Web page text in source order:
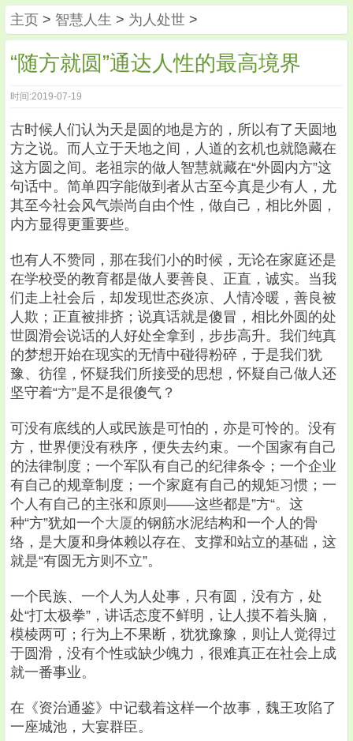
主页 > 智慧人生 > 为人处世 >
“随方就圆”通达人性的最高境界
时间:2019-07-19
古时候人们认为天是圆的地是方的，所以有了天圆地
方之说。而人立于天地之间，人道的玄机也就隐藏在
这方圆之间。老祖宗的做人智慧就藏在“外圆内方”这
句话中。简单四字能做到者从古至今真是少有人，尤
其至今社会风气崇尚自由个性，做自己，相比外圆，
内方显得更重要些。
也有人不赞同，那在我们小的时候，无论在家庭还是
在学校受的教育都是做人要善良、正直，诚实。当我
们走上社会后，却发现世态炎凉、人情冷暖，善良被
人欺；正直被排挤；说真话就是傻冒，相比外圆的处
世圆滑会说话的人好处全拿到，步步高升。我们纯真
的梦想开始在现实的无情中碰得粉碎，于是我们犹
豫、彷徨，怀疑我们所接受的思想，怀疑自己做人还
坚守着“方”是不是很傻气？
可没有底线的人或民族是可怕的，亦是可怜的。没有
方，世界便没有秩序，便失去约束。一个国家有自己
的法律制度；一个军队有自己的纪律条令；一个企业
有自己的规章制度；一个家庭有自己的规矩习惯；一
个人有自己的主张和原则——这些都是”方“。这
种“方”犹如一个大厦的钢筋水泥结构和一个人的骨
络，是大厦和身体赖以存在、支撑和站立的基础，这
就是“有圆无方则不立”。
一个民族、一个人为人处事，只有圆，没有方，处
处“打太极拳”，讲话态度不鲜明，让人摸不着头脑，
模棱两可；行为上不果断，犹犹豫豫，则让人觉得过
于圆滑，没有个性或缺少魄力，很难真正在社会上成
就一番事业。
在《资治通鉴》中记载着这样一个故事，魏王攻陷了
一座城池，大宴群臣。